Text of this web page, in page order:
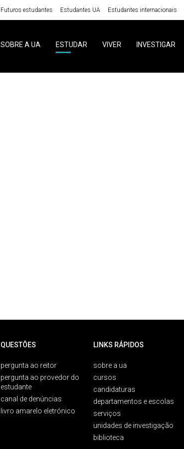
Futuros estudantes Estudantes UA Estudantes internacionais
SOBRE A UA ESTUDAR VIVER INVESTIGAR
QUESTÕES
pergunta ao reitor
pergunta ao provedor do
estudante
canal de denúncias
livro amarelo eletrónico
LINKS RÁPIDOS
sobre a ua
cursos
candidaturas
departamentos e escolas
serviços
unidades de investigação
biblioteca